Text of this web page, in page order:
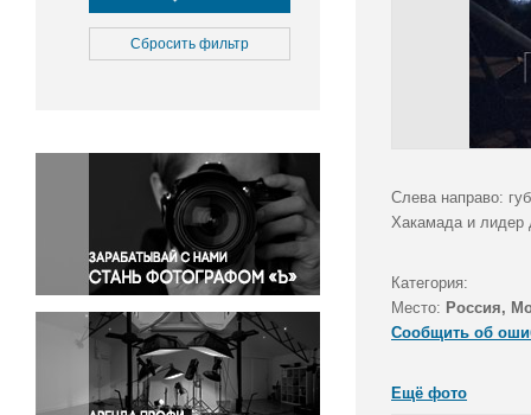
Культура
Медицина
Окружающая среда
Политика
Правосудие
Происшествия и конфликты
Религия
Светская жизнь
Спорт
Экология
Экономика и бизнес
Сбросить фильтр
Слева направо:
Хакамада и лидер
Категория:
Место: Россия,
Сообщить об
Ещё фото